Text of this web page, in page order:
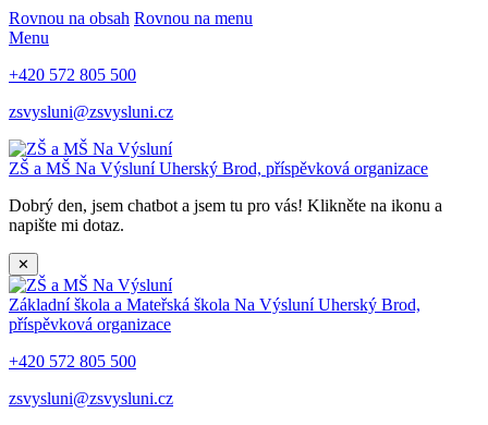
Rovnou na obsah Rovnou na menu
Menu
+420 572 805 500
zsvysluni@zsvysluni.cz
ZŠ a MŠ Na VýsluníUherský Brod, příspěvková organizace
Dobrý den, jsem chatbot a jsem tu pro vás! Klikněte na ikonu a
napište mi dotaz.
✕
Základní škola a Mateřská škola Na VýsluníUherský Brod,
příspěvková organizace
+420 572 805 500
zsvysluni@zsvysluni.cz